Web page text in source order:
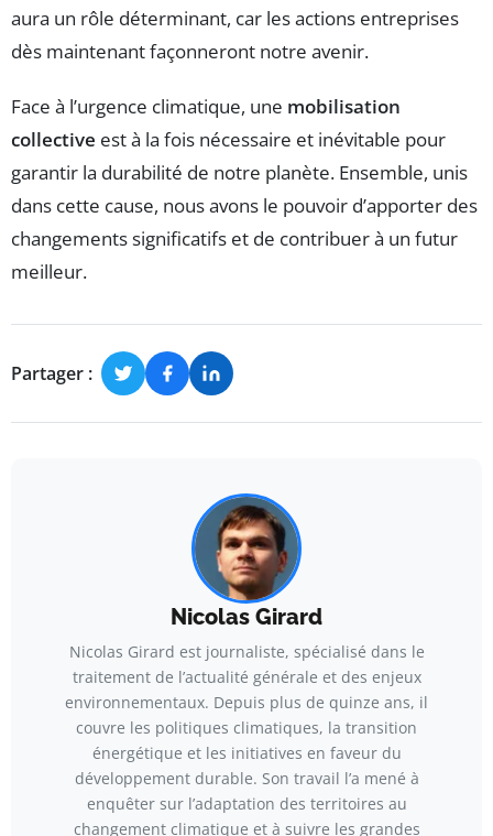
aura un rôle déterminant, car les actions entreprises
dès maintenant façonneront notre avenir.
Face à l’urgence climatique, une mobilisation
collective est à la fois nécessaire et inévitable pour
garantir la durabilité de notre planète. Ensemble, unis
dans cette cause, nous avons le pouvoir d’apporter des
changements significatifs et de contribuer à un futur
meilleur.
Partager :
Nicolas Girard
Nicolas Girard est journaliste, spécialisé dans le
traitement de l’actualité générale et des enjeux
environnementaux. Depuis plus de quinze ans, il
couvre les politiques climatiques, la transition
énergétique et les initiatives en faveur du
développement durable. Son travail l’a mené à
enquêter sur l’adaptation des territoires au
changement climatique et à suivre les grandes